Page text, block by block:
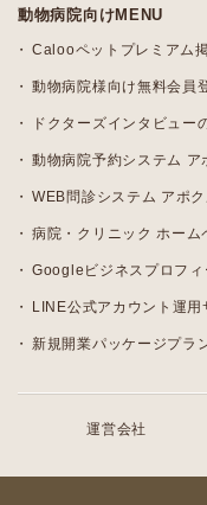
動物病院向けMENU
Calooペットプレミアム
動物病院様向け無料会員
ドクターズインタビュー
動物病院予約システム ア
WEB問診システム アポ
病院・クリニック ホーム
Googleビジネスプロフィ
LINE公式アカウント運用
新規開業パッケージプラ
運営会社